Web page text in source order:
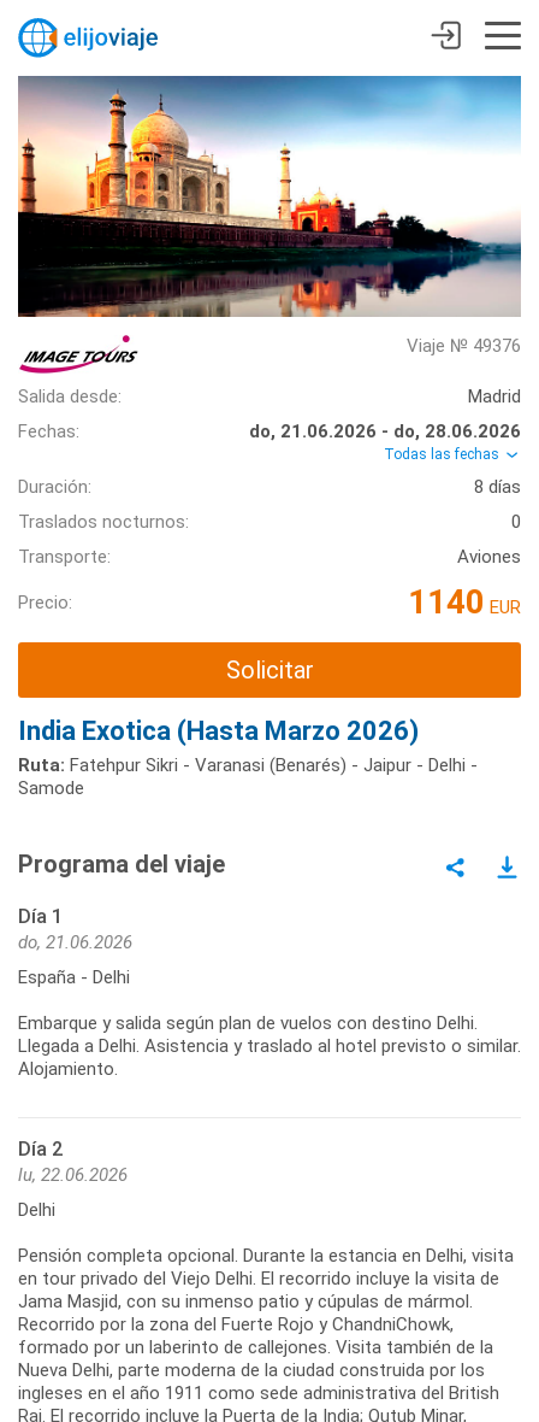
Viaje № 49376
Salida desde:
Madrid
Fechas:
do, 21.06.2026 - do, 28.06.2026
Todas las fechas
Duración:
8 días
Traslados nocturnos:
0
Transporte:
Aviones
Precio: 1140 EUR
Solicitar
India Exotica (Hasta Marzo 2026)
Ruta: Fatehpur Sikri - Varanasi (Benarés) - Jaipur - Delhi -
Samode
Programa del viaje
Día 1
do, 21.06.2026
España - Delhi
Embarque y salida según plan de vuelos con destino Delhi.
Llegada a Delhi. Asistencia y traslado al hotel previsto o similar.
Alojamiento.
Día 2
lu, 22.06.2026
Delhi
Pensión completa opcional. Durante la estancia en Delhi, visita
en tour privado del Viejo Delhi. El recorrido incluye la visita de
Jama Masjid, con su inmenso patio y cúpulas de mármol.
Recorrido por la zona del Fuerte Rojo y ChandniChowk,
formado por un laberinto de callejones. Visita también de la
Nueva Delhi, parte moderna de la ciudad construida por los
ingleses en el año 1911 como sede administrativa del British
Raj. El recorrido incluye la Puerta de la India; Qutub Minar,